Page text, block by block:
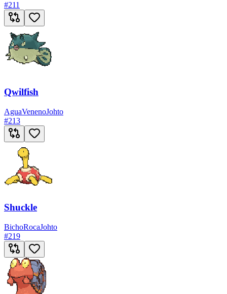
#211
Qwilfish
AguaVenenoJohto
#213
Shuckle
BichoRocaJohto
#219